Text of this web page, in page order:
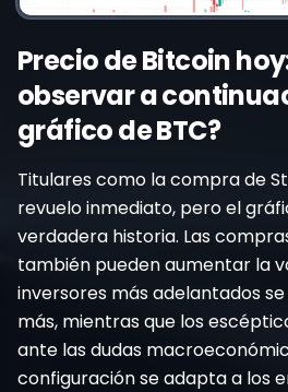
Precio de Bitcoin
observar a
gráfico de BTC?
Titulares como la compra de
revuelo inmediato, pero el
verdadera historia. Las
también pueden aumentar la
inversores más adelantados
más, mientras que los
ante las dudas
configuración se adapta a los